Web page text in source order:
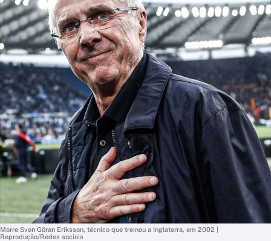
Morre Sven Göran Eriksson, técnico que treinou a Inglaterra, em 2002 |
Reprodução/Redes sociais